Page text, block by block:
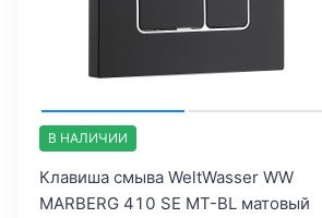
В НАЛИЧИИ
Клавиша смыва WeltWasser WW
MARBERG 410 SE MT-BL матовый